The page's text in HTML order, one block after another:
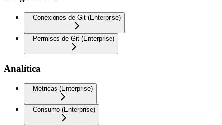
Conexiones de Git (Enterprise)
Permisos de Git (Enterprise)
Analítica
Métricas (Enterprise)
Consumo (Enterprise)